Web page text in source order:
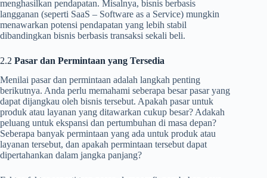
menghasilkan pendapatan. Misalnya, bisnis berbasis
langganan (seperti SaaS – Software as a Service) mungkin
menawarkan potensi pendapatan yang lebih stabil
dibandingkan bisnis berbasis transaksi sekali beli.
2.2 Pasar dan Permintaan yang Tersedia
Menilai pasar dan permintaan adalah langkah penting
berikutnya. Anda perlu memahami seberapa besar pasar yang
dapat dijangkau oleh bisnis tersebut. Apakah pasar untuk
produk atau layanan yang ditawarkan cukup besar? Adakah
peluang untuk ekspansi dan pertumbuhan di masa depan?
Seberapa banyak permintaan yang ada untuk produk atau
layanan tersebut, dan apakah permintaan tersebut dapat
dipertahankan dalam jangka panjang?